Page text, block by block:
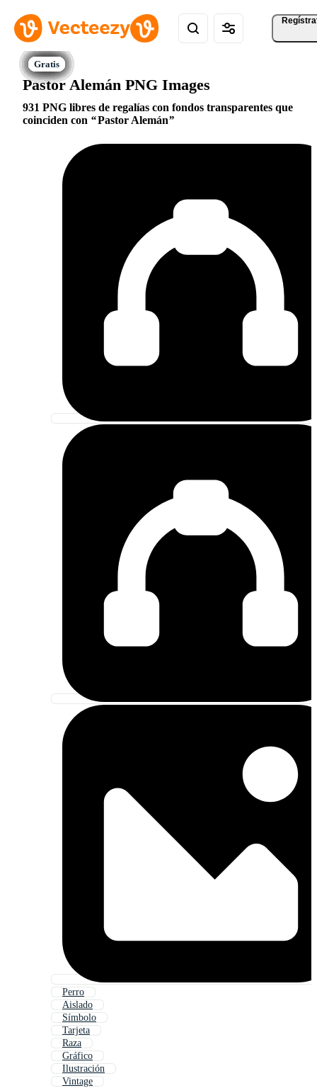
Pastor Alemán PNG Images
931 PNG libres de regalías con fondos transparentes que
coinciden con
Pastor Alemán
Perro
Aislado
Símbolo
Tarjeta
Raza
Gráfico
Ilustración
Vintage